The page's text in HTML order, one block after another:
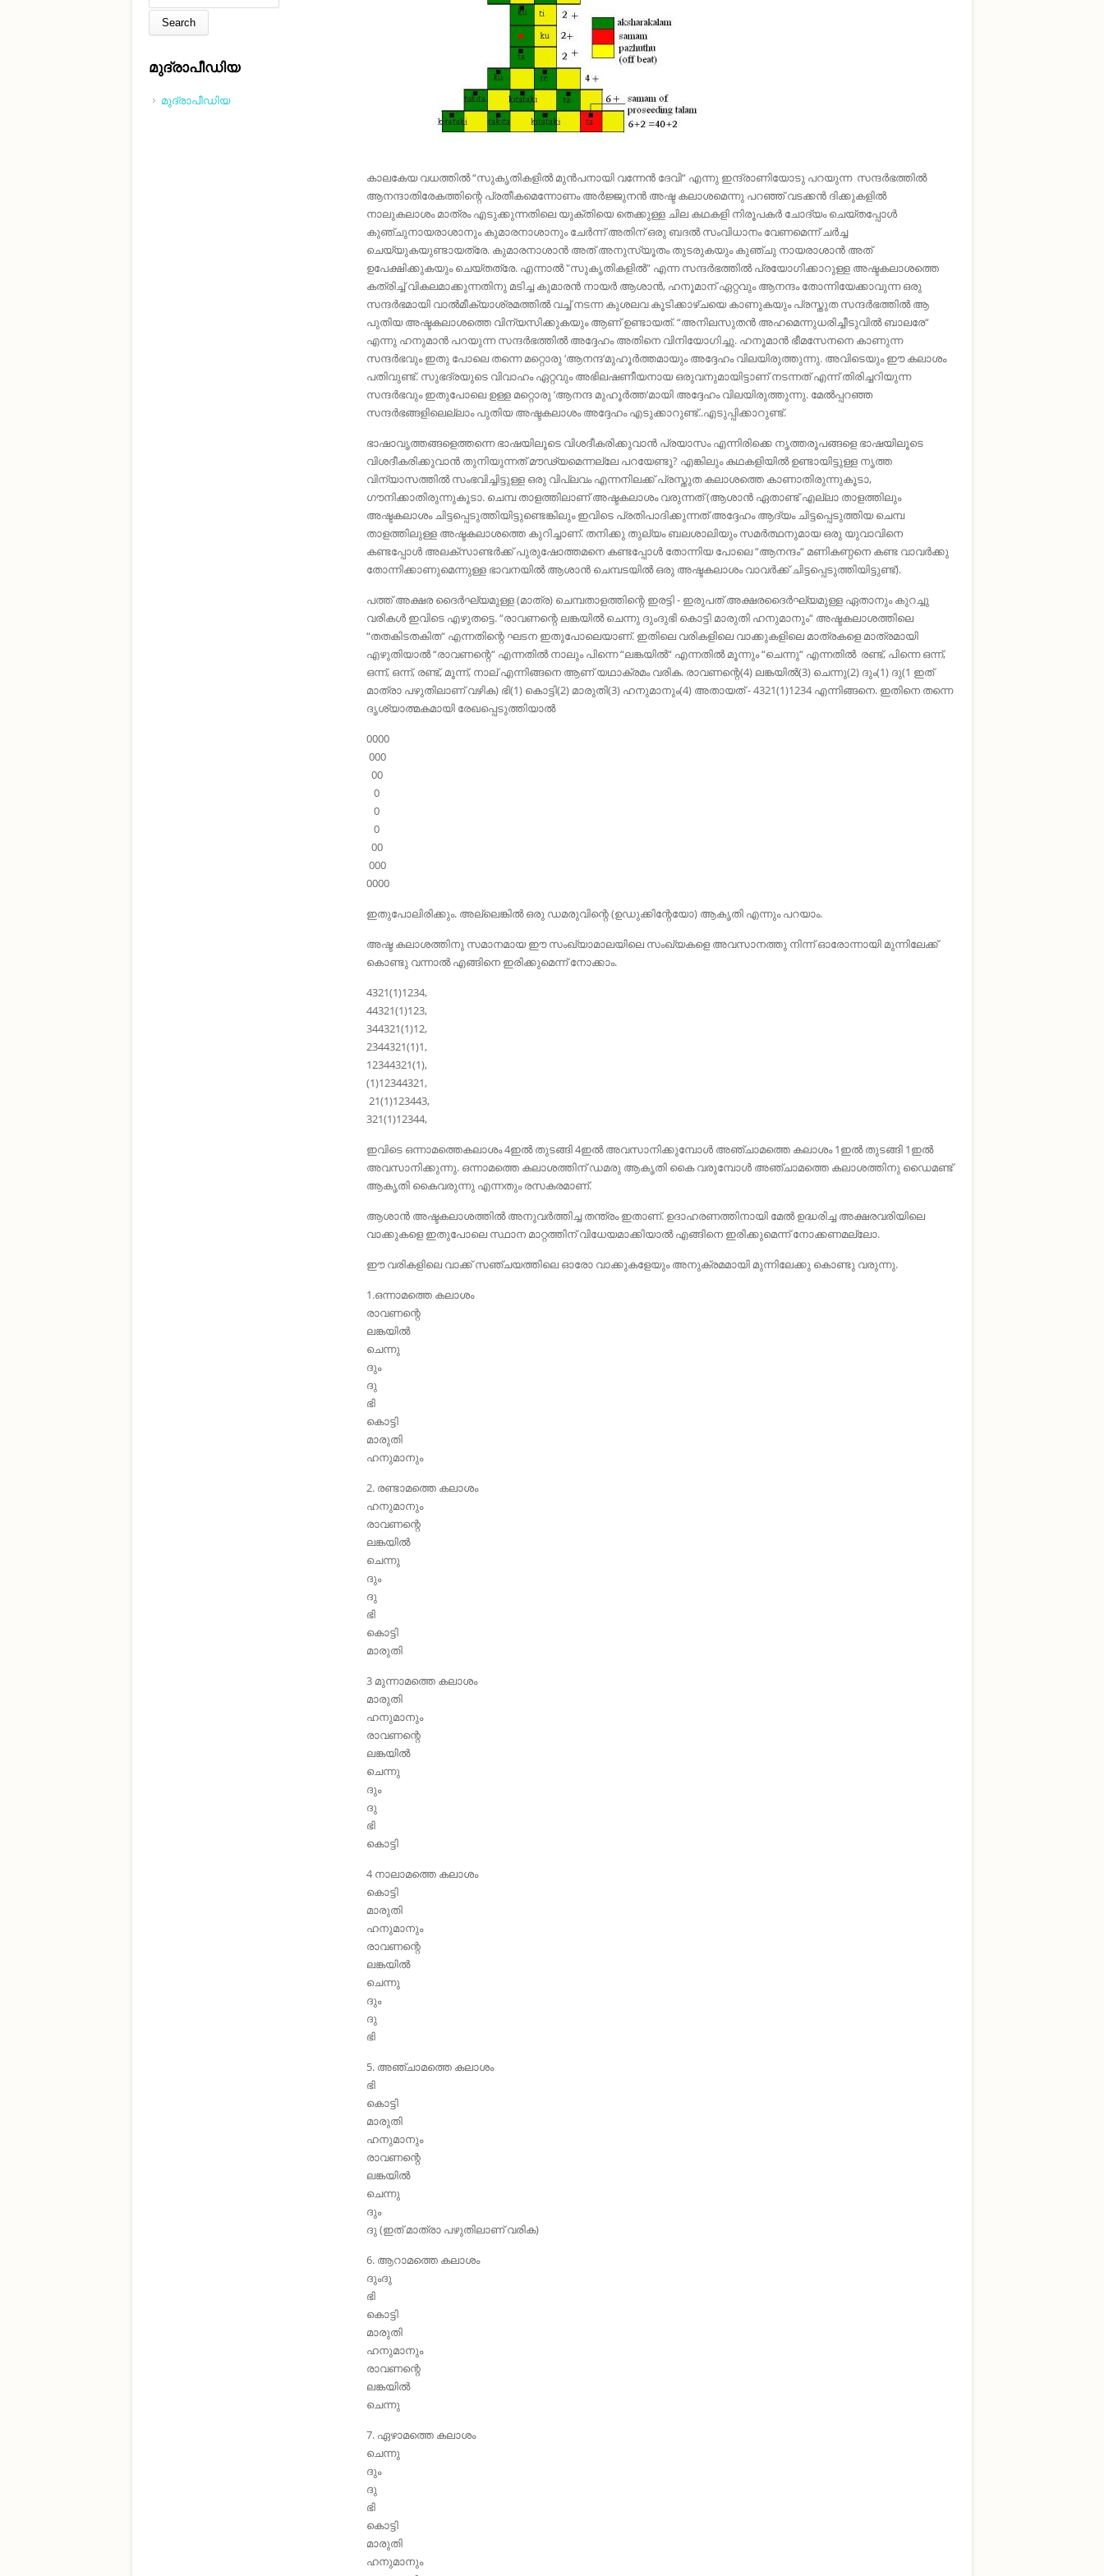
കാലകേയ വധത്തില്‍ “സുകൃതികളില്‍ മുന്‍പനായി വന്നേന്‍ ദേവി“ എന്നു ഇന്ദ്രാണിയോടു പറയുന്ന സന്ദര്‍ഭത്തില്‍
ആനന്ദാതിരേകത്തിന്റെ പ്രതീകമെന്നോണം അര്‍ജ്ജുനന്‍ അഷ്ട കലാശമെന്നു പറഞ്ഞ് വടക്കന്‍ ദിക്കുകളില്‍
നാലുകലാശം മാത്രം എടുക്കുന്നതിലെ യുക്തിയെ തെക്കുള്ള ചില കഥകളി നിരൂപകര്‍ ചോദ്യം ചെയ്തപ്പോള്‍
കുഞ്ചുനായരാശാനും കുമാരനാശാനും ചേര്‍ന്ന് അതിന് ഒരു ബദല്‍ സംവിധാനം വേണമെന്ന് ചര്‍ച്ച
ചെയ്യുകയുണ്ടായത്രേ. കുമാരനാശാന്‍ അത് അനുസ്യൂതം തുടരുകയും കുഞ്ചു‍ നായരാശാന്‍ അത്
ഉപേക്ഷിക്കുകയും ചെയ്തത്രേ. എന്നാല്‍ "സുകൃതികളില്‍” എന്ന സന്ദര്‍ഭത്തില്‍ പ്രയോഗിക്കാറുള്ള അഷ്ടകലാശത്തെ
കത്രിച്ച് വികലമാക്കുന്നതിനു മടിച്ച കുമാരന്‍ നായര്‍ ആശാന്‍, ഹനൂമാന് ഏറ്റവും ആനന്ദം തോന്നിയേക്കാവുന്ന ഒരു
സന്ദര്‍ഭമായി വാല്‍മീക്യാശ്രമത്തില്‍ വച്ച് നടന്ന കുശലവ കൂടിക്കാഴ്ചയെ കാണുകയും പ്രസ്തുത സന്ദര്‍ഭത്തില്‍ ആ
പുതിയ അഷ്ടകലാശത്തെ വിന്യസിക്കുകയും ആണ് ഉണ്ടായത്. “അനിലസുതന്‍ അഹമെന്നുധരിച്ചീടുവില്‍ ബാലരേ“
എന്നു ഹനുമാന്‍ പറയുന്ന സന്ദര്‍ഭത്തില്‍ അദ്ദേഹം അതിനെ വിനിയോഗിച്ചു. ഹനൂമാന്‍ ഭീമസേനനെ കാണുന്ന
സന്ദര്‍ഭവും ഇതു പോലെ തന്നെ മറ്റൊരു ‘ആനന്ദ‘മുഹൂര്‍ത്തമായും അദ്ദേഹം വിലയിരുത്തുന്നു. അവിടെയും ഈ കലാശം
പതിവുണ്ട്. സുഭദ്രയുടെ വിവാഹം ഏറ്റവും അഭിലഷണീയനായ ഒരുവനുമായിട്ടാണ് നടന്നത് എന്ന് തിരിച്ചറിയുന്ന
സന്ദര്‍ഭവും ഇതുപോലെ ഉള്ള മറ്റൊരു ‘ആനന്ദ മുഹൂര്‍ത്ത‘മായി അദ്ദേഹം വിലയിരുത്തുന്നു. മേല്‍പ്പറഞ്ഞ
സന്ദര്‍ഭങ്ങളിലെല്ലാം പുതിയ അഷ്ടകലാശം അദ്ദേഹം എടുക്കാറുണ്ട്..എടുപ്പിക്കാറുണ്ട്.
ഭാഷാവൃത്തങ്ങളെത്തന്നെ ഭാഷയിലൂടെ വിശദീകരിക്കുവാന്‍ പ്രയാസം എന്നിരിക്കെ നൃത്തരൂപങ്ങളെ ഭാഷയിലൂടെ
വിശദീകരിക്കുവാന്‍ തുനിയുന്നത് മൗഢ്യമെന്നല്ലേ പറയേണ്ടൂ? എങ്കിലും കഥകളിയില്‍ ഉണ്ടായിട്ടുള്ള നൃത്ത
വിന്യാസത്തില്‍ സംഭവിച്ചിട്ടുള്ള ഒരു വിപ്ലവം എന്നനിലക്ക് പ്രസ്തുത കലാശത്തെ കാണാതിരുന്നുകൂടാ,
ഗൗനിക്കാതിരുന്നുകൂടാ. ചെമ്പ താളത്തിലാണ് അഷ്ടകലാശം വരുന്നത് (ആശാന്‍ ഏതാണ്ട് എല്ലാ താളത്തിലും
അഷ്ടകലാശം ചിട്ടപ്പെടുത്തിയിട്ടുണ്ടെങ്കിലും ഇവിടെ പ്രതിപാദിക്കുന്നത് അദ്ദേഹം ആദ്യം ചിട്ടപ്പെടുത്തിയ ചെമ്പ
താളത്തിലുള്ള അഷ്ടകലാശത്തെ കുറിച്ചാണ്. തനിക്കു തുല്യം ബലശാലിയും സമര്‍ത്ഥനുമായ ഒരു യുവാവിനെ
കണ്ടപ്പോള്‍ അലക്‌സാണ്ടര്‍ക്ക് പുരുഷോത്തമനെ കണ്ടപ്പോള്‍ തോന്നിയ പോലെ “ആനന്ദം“ മണികണ്ഠനെ കണ്ട വാവര്‍ക്കു
തോന്നിക്കാണുമെന്നുള്ള ഭാവനയില്‍ ആശാന്‍ ചെമ്പടയില്‍ ഒരു അഷ്ടകലാശം വാവര്‍ക്ക് ചിട്ടപ്പെടുത്തിയിട്ടുണ്ട്).
പത്ത് അക്ഷര ദൈര്‍ഘ്യമുള്ള (മാത്ര) ചെമ്പതാളത്തിന്റെ ഇരട്ടി - ഇരുപത് അക്ഷരദൈര്‍ഘ്യമുള്ള ഏതാനും കുറച്ചു
വരികള്‍ ഇവിടെ എഴുതട്ടെ. “രാവണന്റെ ലങ്കയില്‍ ചെന്നു ദുംദുഭി കൊട്ടി മാരുതി ഹനുമാനും“ അഷ്ടകലാശത്തിലെ
“തതകിടതകിത“ എന്നതിന്റെ ഘടന ഇതുപോലെയാണ്. ഇതിലെ വരികളിലെ വാക്കുകളിലെ മാത്രകളെ മാത്രമായി
എഴുതിയാല്‍ “രാവണന്റെ“ എന്നതില്‍ നാലും പിന്നെ “ലങ്കയില്‍“ എന്നതില്‍ മൂന്നും “ചെന്നു“ എന്നതില്‍ രണ്ട്, പിന്നെ ഒന്ന്,
ഒന്ന്, ഒന്ന്, രണ്ട്, മൂന്ന്, നാല് എന്നിങ്ങനെ ആണ് യഥാക്രമം വരിക. രാവണന്റെ(4) ലങ്കയില്‍(3) ചെന്നു(2) ദും(1) ദു(1 ഇത്
മാത്രാ പഴുതിലാണ് വഴിക) ഭി(1) കൊട്ടി(2) മാരുതി(3) ഹനുമാനും(4) അതായത് - 4321(1)1234 എന്നിങ്ങനെ. ഇതിനെ തന്നെ
ദൃശ്യാത്മകമായി രേഖപ്പെടുത്തിയാല്‍
0000
000
00
0
0
0
00
000
0000
ഇതുപോലിരിക്കും. അല്ലെങ്കില്‍ ഒരു ഡമരുവിന്റെ (ഉഡുക്കിന്റേയോ) ആകൃതി എന്നും പറയാം.
അഷ്ട കലാശത്തിനു സമാനമായ ഈ സംഖ്യാമാലയിലെ സംഖ്യകളെ അവസാനത്തു നിന്ന് ഓരോന്നായി മുന്നിലേക്ക്
കൊണ്ടു വന്നാല്‍ എങ്ങിനെ ഇരിക്കുമെന്ന് നോക്കാം.
4321(1)1234,
44321(1)123,
344321(1)12,
2344321(1)1,
12344321(1),
(1)12344321,
21(1)123443,
321(1)12344,
ഇവിടെ ഒന്നാമത്തെകലാശം 4ഇല്‍ തുടങ്ങി 4ഇല്‍ അവസാനിക്കുമ്പോള്‍ അഞ്ചാമത്തെ കലാശം 1ഇല്‍ തുടങ്ങി 1ഇല്‍
അവസാനിക്കുന്നു. ഒന്നാമത്തെ കലാശത്തിന് ഡമരു ആകൃതി കൈ വരുമ്പോള്‍ അഞ്ചാമത്തെ കലാശത്തിനു ഡൈമണ്ട്
ആകൃതി കൈവരുന്നു എന്നതും രസകരമാണ്.
ആശാന്‍ അഷ്ടകലാശത്തില്‍ അനുവര്‍ത്തിച്ച തന്ത്രം ഇതാണ്. ഉദാഹരണത്തിനായി മേല്‍ ഉദ്ധരിച്ച അക്ഷരവരിയിലെ
വാക്കുകളെ ഇതുപോലെ സ്ഥാന മാറ്റത്തിന് വിധേയമാക്കിയാല്‍ എങ്ങിനെ ഇരിക്കുമെന്ന് നോക്കണമല്ലോ.
ഈ വരികളിലെ വാക്ക്‌ സഞ്ചയത്തിലെ ഓരോ വാക്കുകളേയും അനുക്രമമായി മുന്നിലേക്കു കൊണ്ടു വരുന്നു.
1.ഒന്നാമത്തെ കലാശം
രാവണന്റെ
ലങ്കയില്‍
ചെന്നു
ദും
ദു
ഭി
കൊട്ടി
മാരുതി
ഹനുമാനും
2. രണ്ടാമത്തെ കലാശം
ഹനുമാനും
രാവണന്റെ
ലങ്കയില്‍
ചെന്നു
ദും
ദു
ഭി
കൊട്ടി
മാരുതി
3 മുന്നാമത്തെ കലാശം
മാരുതി
ഹനുമാനും
രാവണന്റെ
ലങ്കയില്‍
ചെന്നു
ദും
ദു
ഭി
കൊട്ടി
4 നാലാമത്തെ കലാശം
കൊട്ടി
മാരുതി
ഹനുമാനും
രാവണന്റെ
ലങ്കയില്‍
ചെന്നു
ദും
ദു
ഭി
5. അഞ്ചാമത്തെ കലാശം
ഭി
കൊട്ടി
മാരുതി
ഹനുമാനും
രാവണന്റെ
ലങ്കയില്‍
ചെന്നു
ദും
ദു (ഇത് മാത്രാ പഴുതിലാണ് വരിക)
6. ആറാമത്തെ കലാശം
ദുംദു
ഭി
കൊട്ടി
മാരുതി
ഹനുമാനും
രാവണന്റെ
ലങ്കയില്‍
ചെന്നു
7. ഏഴാമത്തെ കലാശം
ചെന്നു
ദും
ദു
ഭി
കൊട്ടി
മാരുതി
ഹനുമാനും
മുദ്രാപീഡിയ
മുദ്രാപീഡിയ